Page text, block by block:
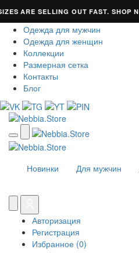
ARE SELLING OUT FAST. SHOP NOW
О нас
Одежда для мужчин
Одежда для женщин
Коллекции
Размерная сетка
Контакты
Блог
Новинки Для мужчин
Авторизация
Регистрация
Избранное (0)